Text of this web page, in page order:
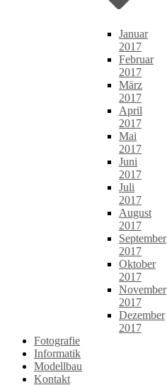
Januar
2017
Februar
2017
März
2017
April
2017
Mai
2017
Juni
2017
Juli
2017
August
2017
September
2017
Oktober
2017
November
2017
Dezember
2017
Fotografie
Informatik
Modellbau
Kontakt